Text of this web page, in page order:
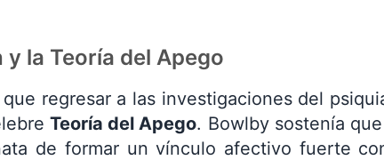
la Teoría del Apego
regresar a las investigaciones del
Teoría del Apego. Bowlby sostenía
de formar un vínculo afectivo fuerte